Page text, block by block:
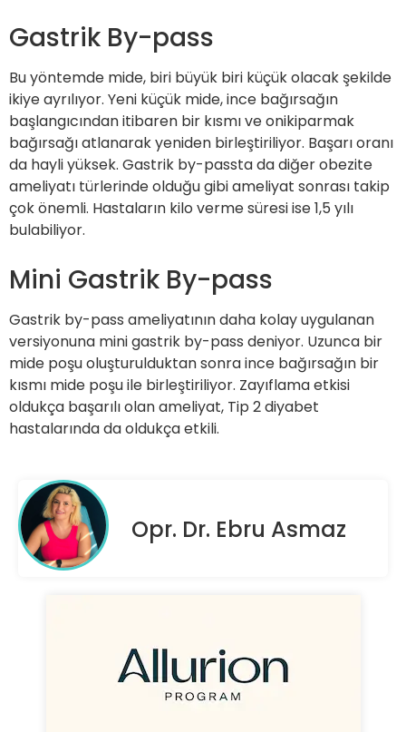
Opr. Dr. Ebru Asmaz
Gastrik By-pass
Bu yöntemde mide, biri büyük biri küçük olacak şekilde
ikiye ayrılıyor. Yeni küçük mide, ince bağırsağın
başlangıcından itibaren bir kısmı ve onikiparmak
bağırsağı atlanarak yeniden birleştiriliyor. Başarı oranı
da hayli yüksek. Gastrik by-passta da diğer obezite
ameliyatı türlerinde olduğu gibi ameliyat sonrası takip
çok önemli. Hastaların kilo verme süresi ise 1,5 yılı
bulabiliyor.
Mini Gastrik By-pass
Gastrik by-pass ameliyatının daha kolay uygulanan
versiyonuna mini gastrik by-pass deniyor. Uzunca bir
mide poşu oluşturulduktan sonra ince bağırsağın bir
kısmı mide poşu ile birleştiriliyor. Zayıflama etkisi
oldukça başarılı olan ameliyat, Tip 2 diyabet
hastalarında da oldukça etkili.